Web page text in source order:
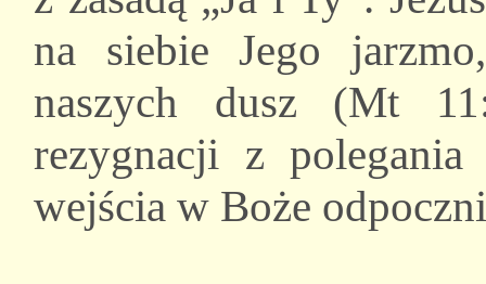
na siebie Jego
naszych dusz (Mt
rezygnacji z
wejścia w Boże